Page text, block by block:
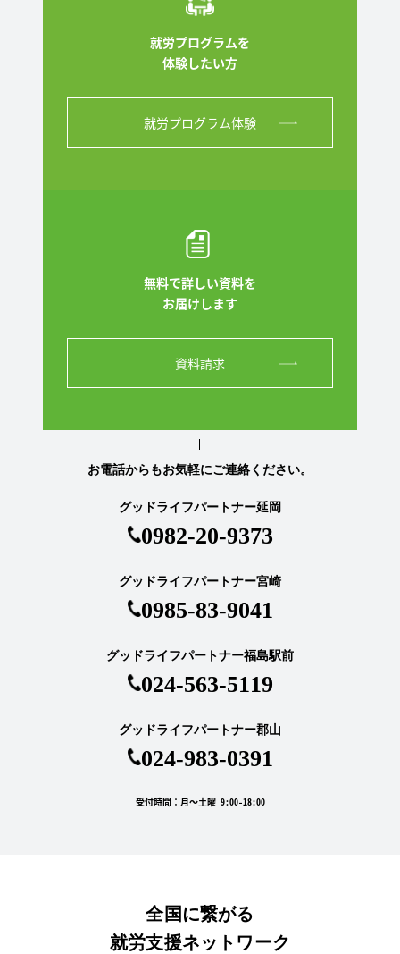
就労プログラムを
体験したい方
就労プログラム体験
無料で詳しい資料を
お届けします
資料請求
お電話からもお気軽にご連絡ください。
グッドライフパートナー延岡
0982-20-9373
グッドライフパートナー宮崎
0985-83-9041
グッドライフパートナー福島駅前
024-563-5119
グッドライフパートナー郡山
024-983-0391
受付時間：月～土曜 9:00-18:00
全国に繋がる
就労支援ネットワーク